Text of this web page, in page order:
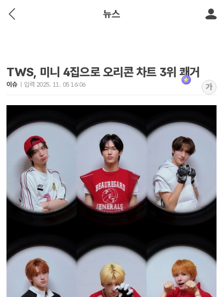
뉴스
TWS, 미니 4집으로 오리콘 차트 3위 쾌거
이슈 입력 2025. 11. 05 16:06 가